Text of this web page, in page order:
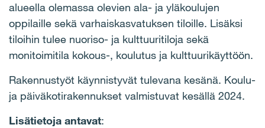
alueella olemassa olevien ala- ja yläkoulujen
oppilaille sekä varhaiskasvatuksen tiloille. Lisäksi
tiloihin tulee nuoriso- ja kulttuuritiloja sekä
monitoimitila kokous-, koulutus ja kulttuurikäyttöön.
Rakennustyöt käynnistyvät tulevana kesänä. Koulu-
ja päiväkotirakennukset valmistuvat kesällä 2024.
Lisätietoja antavat: